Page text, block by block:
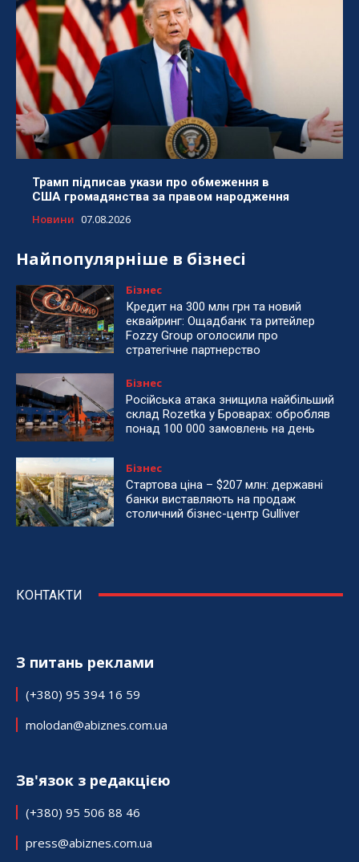
Трамп підписав укази про обмеження в
США громадянства за правом народження
Новини 07.08.2026
Найпопулярніше в бізнесі
Бізнес
Кредит на 300 млн грн та новий
еквайринг: Ощадбанк та ритейлер
Fozzy Group оголосили про
стратегічне партнерство
Бізнес
Російська атака знищила найбільший
склад Rozetka у Броварах: обробляв
понад 100 000 замовлень на день
Бізнес
Стартова ціна – $207 млн: державні
банки виставляють на продаж
столичний бізнес-центр Gulliver
КОНТАКТИ
З питань реклами
(+380) 95 394 16 59
molodan@abiznes.com.ua
Зв'язок з редакцією
(+380) 95 506 88 46
press@abiznes.com.ua